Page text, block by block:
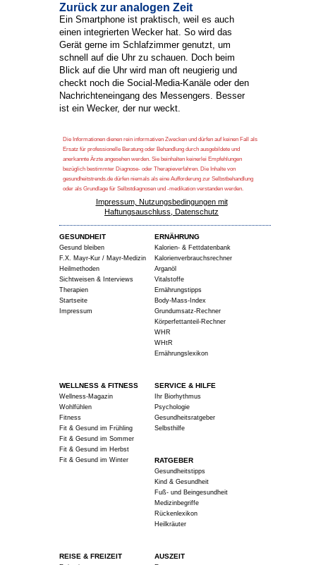
Zurück zur analogen Zeit
Ein Smartphone ist praktisch, weil es auch
einen integrierten Wecker hat. So wird das
Gerät gerne im Schlafzimmer genutzt, um
schnell auf die Uhr zu schauen. Doch beim
Blick auf die Uhr wird man oft neugierig und
checkt noch die Social-Media-Kanäle oder den
Nachrichteneingang des Messengers. Besser
ist ein Wecker, der nur weckt.
Die Informationen dienen rein informativen Zwecken und dürfen auf keinen Fall als
Ersatz für professionelle Beratung oder Behandlung durch ausgebildete und
anerkannte Ärzte angesehen werden. Sie beinhalten keinerlei Empfehlungen
bezüglich bestimmter Diagnose- oder Therapieverfahren. Die Inhalte von
gesundheitstrends.de dürfen niemals als eine Aufforderung zur Selbstbehandlung
oder als Grundlage für Selbstdiagnosen und -medikation verstanden werden.
Impressum, Nutzungsbedingungen mit
Haftungsauschluss, Datenschutz
GESUNDHEIT
Gesund bleiben
F.X. Mayr-Kur / Mayr-Medizin
Heilmethoden
Sichtweisen & Interviews
Therapien
Startseite
Impressum
ERNÄHRUNG
Kalorien- & Fettdatenbank
Kalorienverbrauchsrechner
Arganöl
Vitalstoffe
Ernährungstipps
Body-Mass-Index
Grundumsatz-Rechner
Körperfettanteil-Rechner
WHR
WHtR
Ernährungslexikon
WELLNESS & FITNESS
Wellness-Magazin
Wohlfühlen
Fitness
Fit & Gesund im Frühling
Fit & Gesund im Sommer
Fit & Gesund im Herbst
Fit & Gesund im Winter
SERVICE & HILFE
Ihr Biorhythmus
Psychologie
Gesundheitsratgeber
Selbsthilfe
RATGEBER
Gesundheitstipps
Kind & Gesundheit
Fuß- und Beingesundheit
Medizinbegriffe
Rückenlexikon
Heilkräuter
REISE & FREIZEIT AUSZEIT